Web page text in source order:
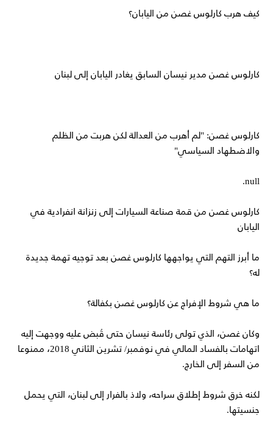
كيف هرب كارلوس غصن من اليابان؟
كارلوس غصن مدير نيسان السابق يغادر اليابان إلى لبنان
كارلوس غصن: "لم أهرب من العدالة لكن هربت من الظلم
والاضطهاد السياسي"
null.
كارلوس غصن من قمة صناعة السيارات إلى زنزانة انفرادية في
اليابان
ما أبرز التهم التي يواجهها كارلوس غصن بعد توجيه تهمة جديدة
له؟
ما هي شروط الإفراج عن كارلوس غصن بكفالة؟
وكان غصن، الذي تولى رئاسة نيسان حتى قُبض عليه ووجهت إليه
اتهامات بالفساد المالي في نوفمبر/ تشرين الثاني 2018، ممنوعا
من السفر إلى الخارج.
لكنه خرق شروط إطلاق سراحه، ولاذ بالفرار إلى لبنان، التي يحمل
جنسيتها.